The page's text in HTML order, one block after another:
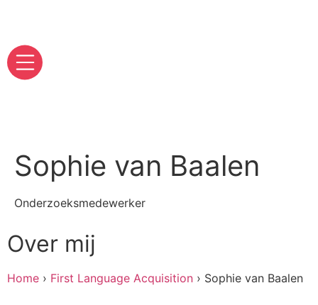
Sophie van Baalen
Onderzoeksmedewerker
Over mij
Home › First Language Acquisition › Sophie van Baalen